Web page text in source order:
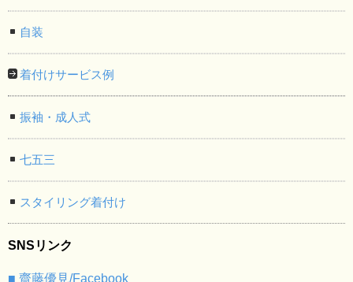
自装
着付けサービス例
振袖・成人式
七五三
スタイリング着付け
SNSリンク
■ 齋藤優見/Facebook